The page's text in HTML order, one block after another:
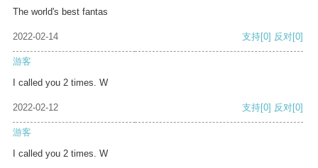
The world's best fantas
2022-02-14 支持[0] 反对[0]
游客
I called you 2 times. W
2022-02-12 支持[0] 反对[0]
游客
I called you 2 times. W